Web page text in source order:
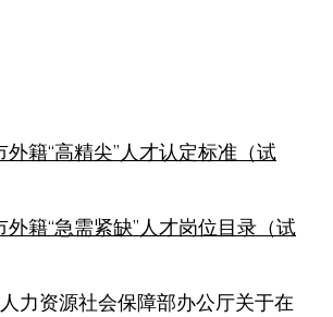
外籍“高精尖”人才认定标准（试
外籍“急需紧缺”人才岗位目录（试
力资源社会保障部办公厅关于在